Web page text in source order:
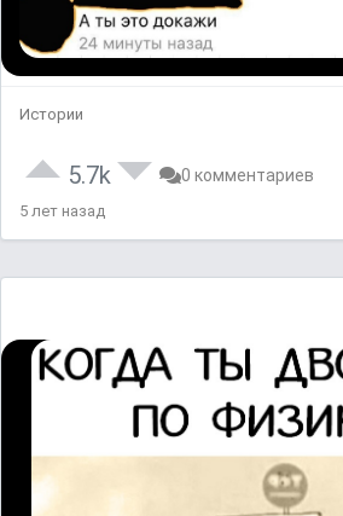
Истории
5.7k 0 комментариев
5 лет назад